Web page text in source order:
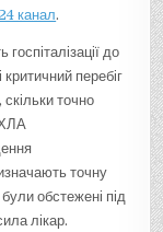
канал.
до
критичний перебіг
точно
точну
обстежені під
лікар.